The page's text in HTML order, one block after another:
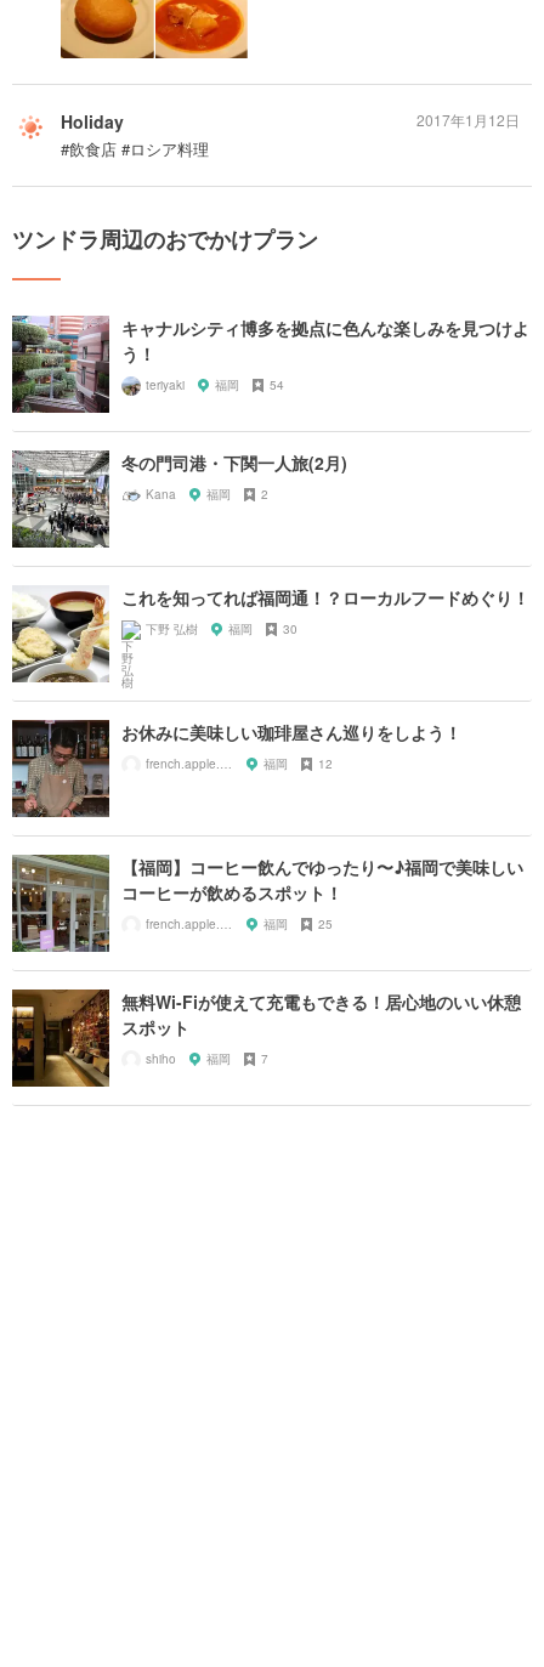
Holiday
#飲食店 #ロシア料理
2017年1月12日
ツンドラ周辺のおでかけプラン
キャナルシティ博多を拠点に色んな楽しみを見つけよ
う！
teriyaki 福岡 54
冬の門司港・下関一人旅(2月)
Kana 福岡 2
これを知ってれば福岡通！？ローカルフードめぐり！
下野 弘樹 福岡 30
お休みに美味しい珈琲屋さん巡りをしよう！
french.apple.juice29 福岡 12
【福岡】コーヒー飲んでゆったり〜♪福岡で美味しい
コーヒーが飲めるスポット！
french.apple.juice29 福岡 25
無料Wi-Fiが使えて充電もできる！居心地のいい休憩
スポット
shiho 福岡 7